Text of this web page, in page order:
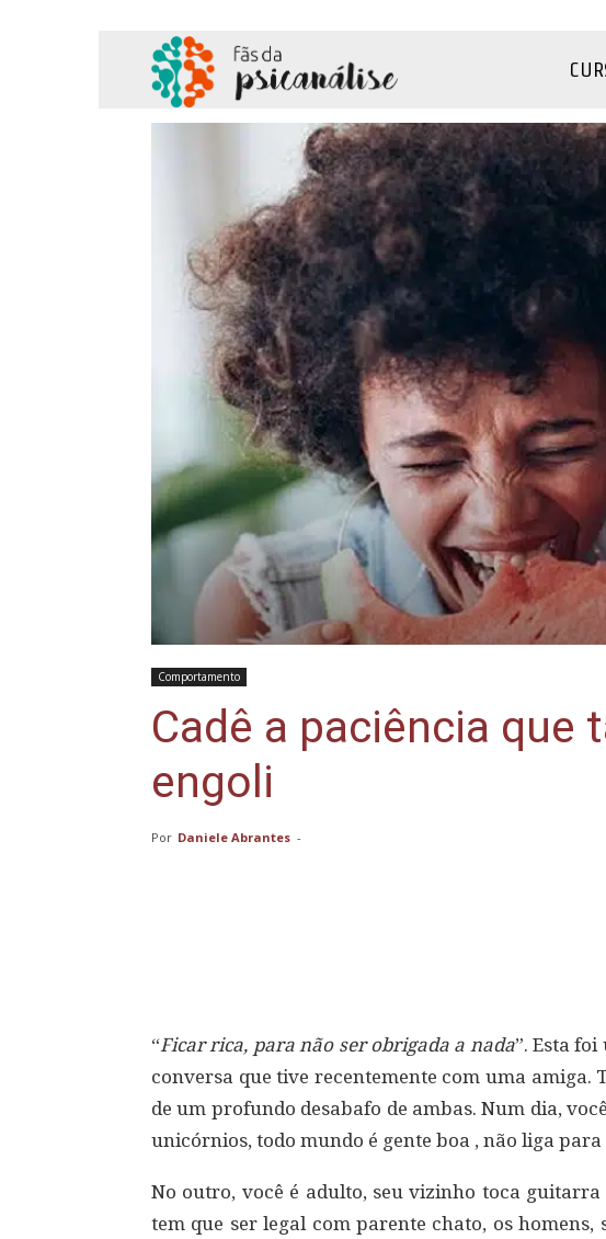
da
Psicanálise
Comportamento
Cadê a paciência que
engoli
Por Daniele Abrantes -
“Ficar rica, para não ser obrigada a nada”. Esta
conversa que tive recentemente com uma amiga.
de um profundo desabafo de ambas. Num dia,
unicórnios, todo mundo é gente boa , não liga
No outro, você é adulto, seu vizinho toca guitarra
tem que ser legal com parente chato, os